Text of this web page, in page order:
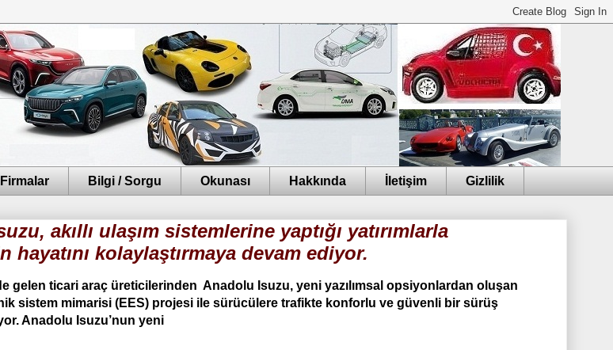
Bilgi / Sorgu Okunası Hakkında İletişim Gizlilik
akıllı ulaşım sistemlerine yaptığı yatırımlarla
hayatını kolaylaştırmaya devam ediyor.
gelen ticari araç üreticilerinden Anadolu Isuzu, yeni yazılımsal opsiyonlardan oluşan
sistem mimarisi (EES) projesi ile sürücülere trafikte konforlu ve güvenli bir sürüş
Anadolu Isuzu’nun yeni